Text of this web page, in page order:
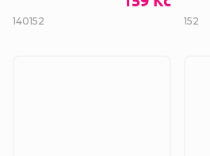
140152 152